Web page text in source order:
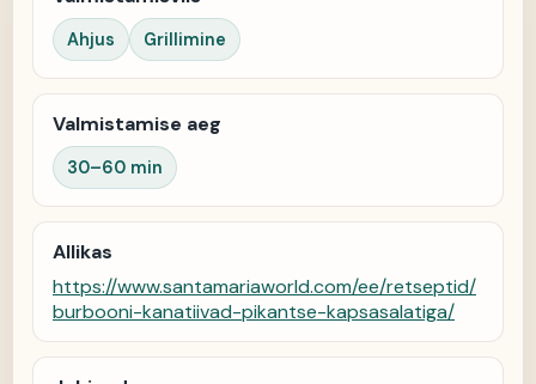
Ahjus Grillimine
Valmistamise aeg
30–60 min
Allikas
https://www.santamariaworld.com/ee/retseptid/
burbooni-kanatiivad-pikantse-kapsasalatiga/